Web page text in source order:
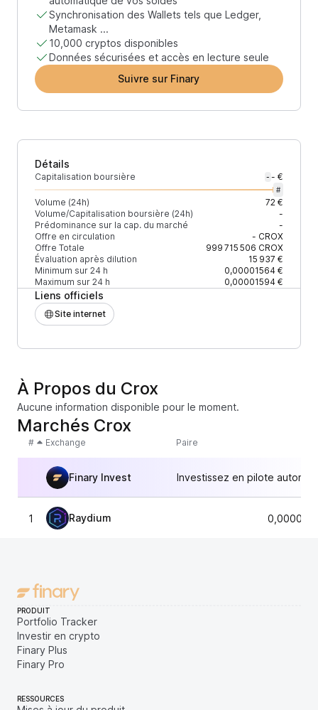
Synchronisation des Wallets tels que Ledger,
Metamask ...
10,000 cryptos disponibles
Données sécurisées et accès en lecture seule
Suivre sur Finary
Détails
Capitalisation boursière - - €
#
Volume (24h)
72 €
Volume/Capitalisation boursière (24h)
-
Prédominance sur la cap. du marché
-
Offre en circulation
- CROX
Offre Totale
999 715 506 CROX
Évaluation après dilution
15 937 €
Minimum sur 24 h
0,00001564 €
Maximum sur 24 h
0,00001594 €
Liens officiels
Site internet
À Propos du Crox
Aucune information disponible pour le moment.
Marchés Crox
# Exchange Paire
Finary Invest Investissez en pilote
1 Raydium
PRODUIT
Portfolio Tracker
Investir en crypto
Finary Plus
Finary Pro
RESSOURCES